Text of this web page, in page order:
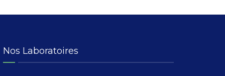
Nos Laboratoires